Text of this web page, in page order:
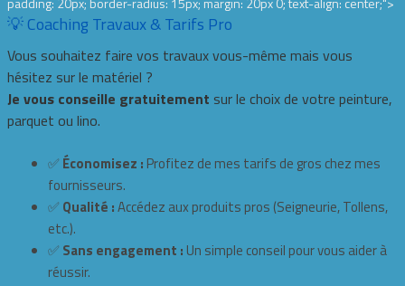
💡 Coaching Travaux & Tarifs Pro
Vous souhaitez faire vos travaux vous-même mais vous
hésitez sur le matériel ?
Je vous conseille gratuitement sur le choix de votre peinture,
parquet ou lino.
✅ Économisez : Profitez de mes tarifs de gros chez mes
fournisseurs.
✅ Qualité :Accédez aux produits pros (Seigneurie, Tollens,
etc.).
✅ Sans engagement : Un simple conseil pour vous aider à
réussir.